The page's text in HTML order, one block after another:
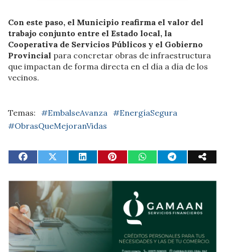
Con este paso, el Municipio reafirma el valor del
trabajo conjunto entre el Estado local, la
Cooperativa de Servicios Públicos y el Gobierno
Provincial para concretar obras de infraestructura
que impactan de forma directa en el día a día de los
vecinos.
#EmbalseAvanza
#EnergíaSegura
#ObrasQueMejoranVidas